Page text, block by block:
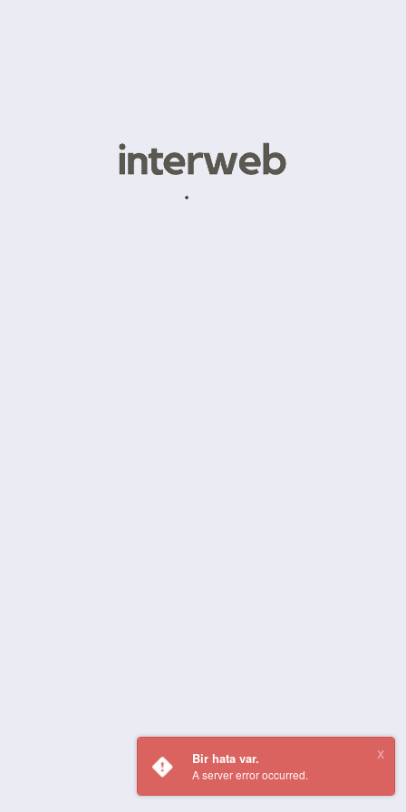
Bir hata var.
A server error occurred.